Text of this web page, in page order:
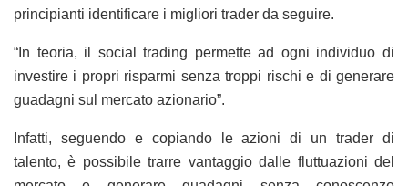
principianti identificare i migliori trader da seguire.
“In teoria, il social trading permette ad ogni individuo di
investire i propri risparmi senza troppi rischi e di generare
guadagni sul mercato azionario”.
Infatti, seguendo e copiando le azioni di un trader di
talento, è possibile trarre vantaggio dalle fluttuazioni del